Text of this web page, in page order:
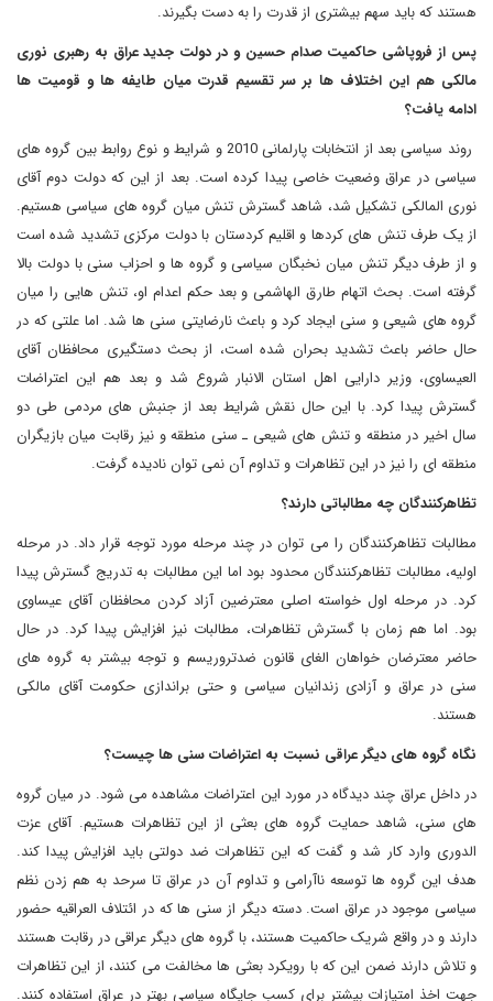
هستند که باید سهم بیشتری از قدرت را به دست بگیرند.
پس از فروپاشی حاکمیت صدام حسین و در دولت جدید عراق به رهبری نوری
مالکی هم این اختلاف ها بر سر تقسیم قدرت میان طایفه ها و قومیت ها
ادامه یافت؟
روند سیاسی بعد از انتخابات پارلمانی 2010 و شرایط و نوع روابط بین گروه های
سیاسی در عراق وضعیت خاصی پیدا کرده است. بعد از این که دولت دوم آقای
نوری المالکی تشکیل شد، شاهد گسترش تنش میان گروه های سیاسی هستیم.
از یک طرف تنش های کردها و اقلیم کردستان با دولت مرکزی تشدید شده است
و از طرف دیگر تنش میان نخبگان سیاسی و گروه ها و احزاب سنی با دولت بالا
گرفته است. بحث اتهام طارق الهاشمی و بعد حکم اعدام او، تنش هایی را میان
گروه های شیعی و سنی ایجاد کرد و باعث نارضایتی سنی ها شد. اما علتی که در
حال حاضر باعث تشدید بحران شده است، از بحث دستگیری محافظان آقای
العیساوی، وزیر دارایی اهل استان الانبار شروع شد و بعد هم این اعتراضات
گسترش پیدا کرد. با این حال نقش شرایط بعد از جنبش های مردمی طی دو
سال اخیر در منطقه و تنش های شیعی ـ سنی منطقه و نیز رقابت میان بازیگران
منطقه ای را نیز در این تظاهرات و تداوم آن نمی توان نادیده گرفت.
تظاهرکنندگان چه مطالباتی دارند؟
مطالبات تظاهرکنندگان را می توان در چند مرحله مورد توجه قرار داد. در مرحله
اولیه، مطالبات تظاهرکنندگان محدود بود اما این مطالبات به تدریج گسترش پیدا
کرد. در مرحله اول خواسته اصلی معترضین آزاد کردن محافظان آقای عیساوی
بود. اما هم زمان با گسترش تظاهرات، مطالبات نیز افزایش پیدا کرد. در حال
حاضر معترضان خواهان الغای قانون ضدتروریسم و توجه بیشتر به گروه های
سنی در عراق و آزادی زندانیان سیاسی و حتی براندازی حکومت آقای مالکی
هستند.
نگاه گروه های دیگر عراقی نسبت به اعتراضات سنی ها چیست؟
در داخل عراق چند دیدگاه در مورد این اعتراضات مشاهده می شود. در میان گروه
های سنی، شاهد حمایت گروه های بعثی از این تظاهرات هستیم. آقای عزت
الدوری وارد کار شد و گفت که این تظاهرات ضد دولتی باید افزایش پیدا کند.
هدف این گروه ها توسعه ناآرامی و تداوم آن در عراق تا سرحد به هم زدن نظم
سیاسی موجود در عراق است. دسته دیگر از سنی ها که در ائتلاف العراقیه حضور
دارند و در واقع شریک حاکمیت هستند، با گروه های دیگر عراقی در رقابت هستند
و تلاش دارند ضمن این که با رویکرد بعثی ها مخالفت می کنند، از این تظاهرات
جهت اخذ امتیازات بیشتر برای کسب جایگاه سیاسی بهتر در عراق استفاده کنند.